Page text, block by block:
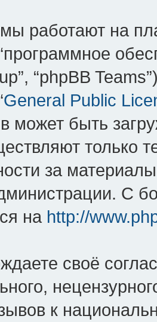
работают на
“программное
“phpBB
General Public
может быть
только
за
С
на http://
своё
к